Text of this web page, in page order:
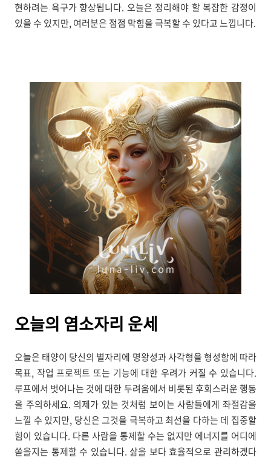
현하려는 욕구가 향상됩니다. 오늘은 정리해야 할 복잡한 감정이
있을 수 있지만, 여러분은 점점 막힘을 극복할 수 있다고 느낍니다.
오늘의 염소자리 운세
오늘은 태양이 당신의 별자리에 명왕성과 사각형을 형성함에 따라
목표, 작업 프로젝트 또는 기능에 대한 우려가 커질 수 있습니다.
루프에서 벗어나는 것에 대한 두려움에서 비롯된 후회스러운 행동
을 주의하세요. 의제가 있는 것처럼 보이는 사람들에게 좌절감을
느낄 수 있지만, 당신은 그것을 극복하고 최선을 다하는 데 집중할
힘이 있습니다. 다른 사람을 통제할 수는 없지만 에너지를 어디에
쏟을지는 통제할 수 있습니다. 삶을 보다 효율적으로 관리하겠다